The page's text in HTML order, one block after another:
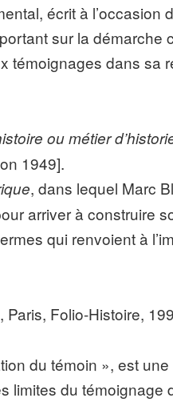
écrit à l’occasion
sur la démarche
témoignages dans sa
ou métier
1949].
, dans lequel Marc
arriver à construire
qui renvoient à
, Paris, Folio-Histoire,
du témoin », est une
limites du témoignage